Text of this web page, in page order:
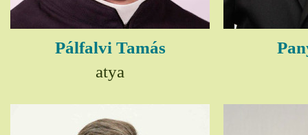
Pálfalvi Tamás
atya